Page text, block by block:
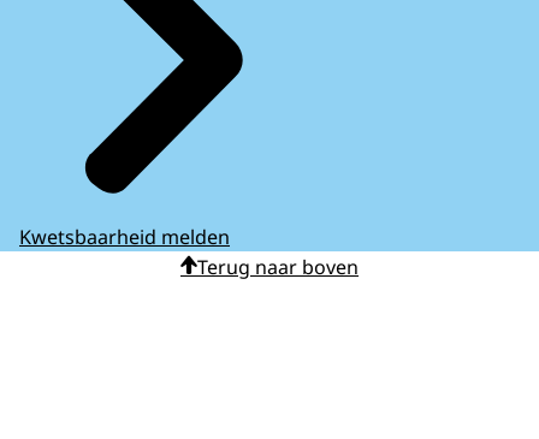
Kwetsbaarheid melden
Terug naar boven